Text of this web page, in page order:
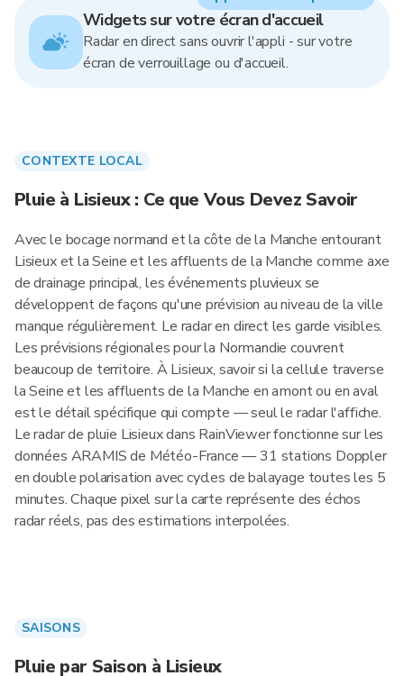
Widgets sur votre écran d'accueil
Radar en direct sans ouvrir l'appli - sur votre
écran de verrouillage ou d'accueil.
CONTEXTE LOCAL
Pluie à Lisieux : Ce que Vous Devez Savoir
Avec le bocage normand et la côte de la Manche entourant
Lisieux et la Seine et les affluents de la Manche comme axe
de drainage principal, les événements pluvieux se
développent de façons qu'une prévision au niveau de la ville
manque régulièrement. Le radar en direct les garde visibles.
Les prévisions régionales pour la Normandie couvrent
beaucoup de territoire. À Lisieux, savoir si la cellule traverse
la Seine et les affluents de la Manche en amont ou en aval
est le détail spécifique qui compte — seul le radar l'affiche.
Le radar de pluie Lisieux dans RainViewer fonctionne sur les
données ARAMIS de Météo-France — 31 stations Doppler
en double polarisation avec cycles de balayage toutes les 5
minutes. Chaque pixel sur la carte représente des échos
radar réels, pas des estimations interpolées.
SAISONS
Pluie par Saison à Lisieux